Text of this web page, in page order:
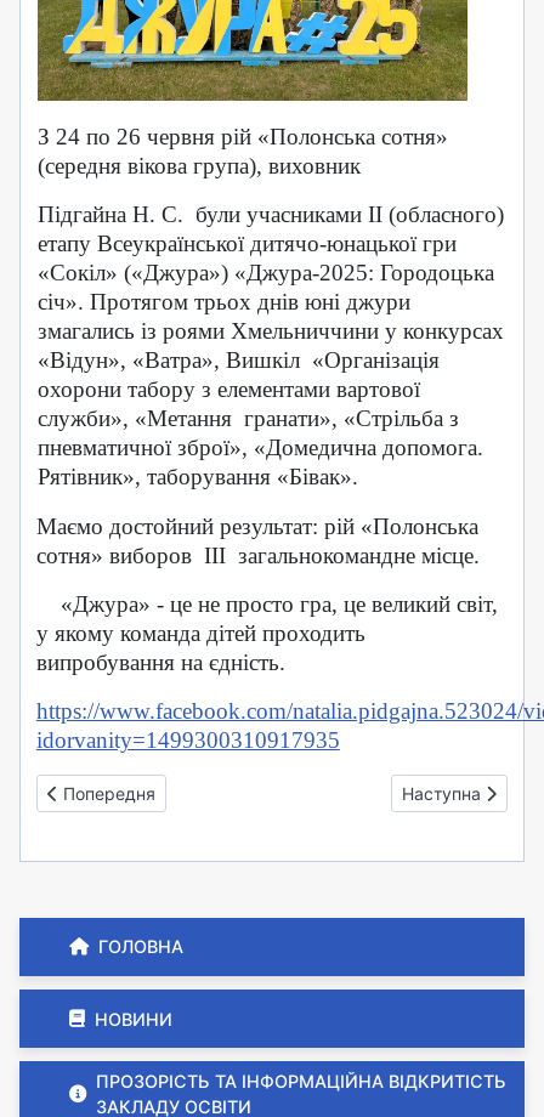
ГОЛОВНА
НОВИНИ
ПРОЗОРІСТЬ ТА ІНФОРМАЦІЙНА ВІДКРИТІСТЬ
ЗАКЛАДУ ОСВІТИ
З 24 по 26 червня рій «Полонська сотня»
(середня вікова група), виховник
Підгайна Н. С. були учасниками ІІ (обласного)
етапу Всеукраїнської дитячо-юнацької гри
«Сокіл» («Джура») «Джура-2025: Городоцька
січ». Протягом трьох днів юні джури
змагались із роями Хмельниччини у конкурсах
«Відун», «Ватра», Вишкіл «Організація
охорони табору з елементами вартової
служби», «Метання гранати», «Стрільба з
пневматичної зброї», «Домедична допомога.
Рятівник», таборування «Бівак».
Маємо достойний результат: рій «Полонська
сотня» виборов ІІІ загальнокомандне місце.
«Джура» - це не просто гра, це великий світ,
у якому команда дітей проходить
випробування на єдність.
https://www.facebook.com/natalia.pidgajna.523024/
idorvanity=1499300310917935
Попередня стаття: Майстер-клас "Сокіл. Джура"
Попередня Наступна
Наступна